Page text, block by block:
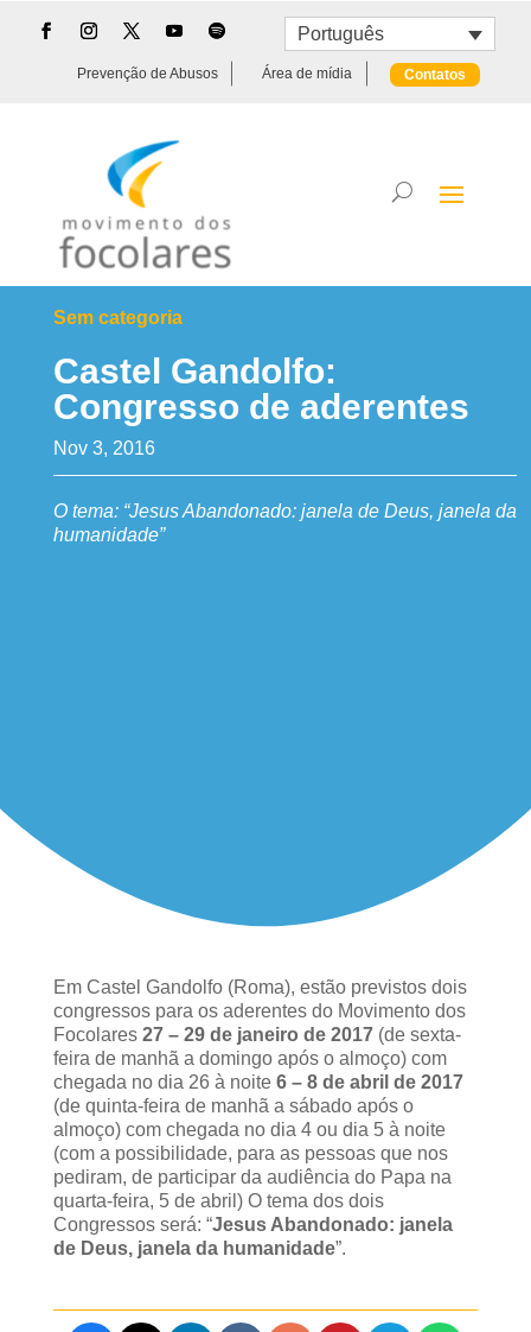
Português
Prevenção de Abusos Área de mídia Contatos
Sem categoria
Castel Gandolfo:
Congresso de aderentes
Nov 3, 2016
O tema: “Jesus Abandonado: janela de Deus, janela da
humanidade”
Em Castel Gandolfo (Roma), estão previstos dois
congressos para os aderentes do Movimento dos
Focolares 27 – 29 de janeiro de 2017(de sexta-
feira de manhã a domingo após o almoço) com
chegada no dia 26 à noite 6 – 8 de abril de 2017
(de quinta-feira de manhã a sábado após o
almoço) com chegada no dia 4 ou dia 5 à noite
(com a possibilidade, para as pessoas que nos
pediram, de participar da audiência do Papa na
quarta-feira, 5 de abril) O tema dos dois
Congressos será: “Jesus Abandonado: janela
de Deus, janela da humanidade”.